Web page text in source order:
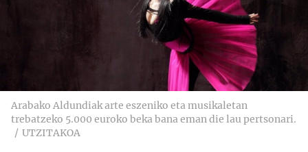
Arabako Aldundiak arte eszeniko eta musikaletan
trebatzeko 5.000 euroko beka bana eman die lau pertsonari.
UTZITAKOA